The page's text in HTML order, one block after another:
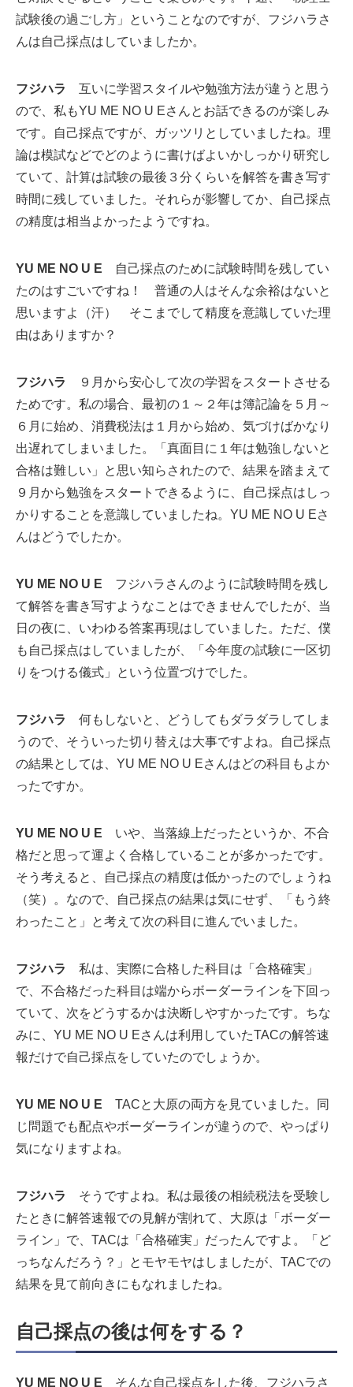
試験後の過ごし方」ということなのですが、フジハラさ
んは自己採点はしていましたか。
フジハラ
互いに学習スタイルや勉強方法が違うと思う
ので、私もYU ME NO U Eさんとお話できるのが楽しみ
です。自己採点ですが、ガッツリとしていましたね。理
論は模試などでどのように書けばよいかしっかり研究し
ていて、計算は試験の最後３分くらいを解答を書き写す
時間に残していました。それらが影響してか、自己採点
の精度は相当よかったようですね。
YU ME NO U E 自己採点のために試験時間を残してい
たのはすごいですね！ 普通の人はそんな余裕はないと
思いますよ（汗） そこまでして精度を意識していた理
由はありますか？
フジハラ
９月から安心して次の学習をスタートさせる
ためです。私の場合、最初の１～２年は簿記論を５月～
６月に始め、消費税法は１月から始め、気づけばかなり
出遅れてしまいました。「真面目に１年は勉強しないと
合格は難しい」と思い知らされたので、結果を踏まえて
９月から勉強をスタートできるように、自己採点はしっ
かりすることを意識していましたね。YU ME NO U Eさ
んはどうでしたか。
YU ME NO U E フジハラさんのように試験時間を残し
て解答を書き写すようなことはできませんでしたが、当
日の夜に、いわゆる答案再現はしていました。ただ、僕
も自己採点はしていましたが、「今年度の試験に一区切
りをつける儀式」という位置づけでした。
フジハラ
何もしないと、どうしてもダラダラしてしま
うので、そういった切り替えは大事ですよね。自己採点
の結果としては、YU ME NO U Eさんはどの科目もよか
ったですか。
YU ME NO U E いや、当落線上だったというか、不合
格だと思って運よく合格していることが多かったです。
そう考えると、自己採点の精度は低かったのでしょうね
（笑）。なので、自己採点の結果は気にせず、「もう終
わったこと」と考えて次の科目に進んでいました。
フジハラ
私は、実際に合格した科目は「合格確実」
で、不合格だった科目は端からボーダーラインを下回っ
ていて、次をどうするかは決断しやすかったです。ちな
みに、YU ME NO U Eさんは利用していたTACの解答速
報だけで自己採点をしていたのでしょうか。
YU ME NO U E TACと大原の両方を見ていました。同
じ問題でも配点やボーダーラインが違うので、やっぱり
気になりますよね。
フジハラ
そうですよね。私は最後の相続税法を受験し
たときに解答速報での見解が割れて、大原は「ボーダー
ライン」で、TACは「合格確実」だったんですよ。「ど
っちなんだろう？」とモヤモヤはしましたが、TACでの
結果を見て前向きにもなれましたね。
自己採点の後は何をする？
YU ME NO U E そんな自己採点をした後、フジハラさ